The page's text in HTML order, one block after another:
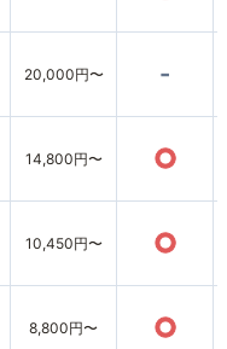
20,000円〜 -
14,800円〜 ○
10,450円〜 ○
8,800円〜 ○